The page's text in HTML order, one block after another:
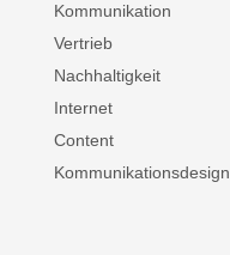
Kommunikation
Vertrieb
Nachhaltigkeit
Internet
Content
Kommunikationsdesign